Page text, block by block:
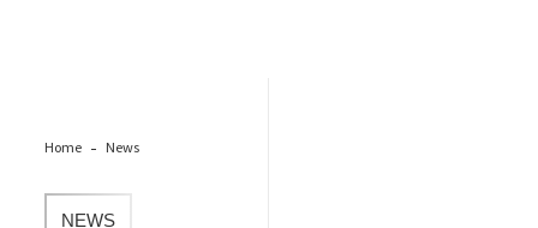
Home News
NEWS